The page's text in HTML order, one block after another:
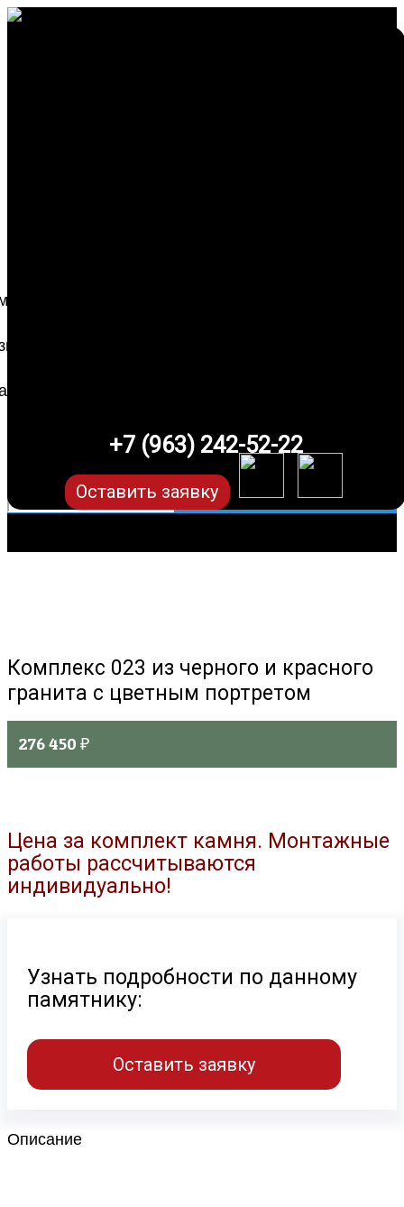
+7 (963) 242-52-22
Оставить заявку
Комплекс 023 из черного и красного
гранита с цветным портретом
276 450 ₽
Цена за комплект камня. Монтажные
работы рассчитываются
индивидуально!
Узнать подробности по данному
памятнику:
Оставить заявку
Описание